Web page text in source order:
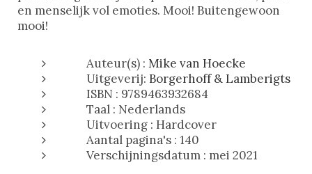
en menselijk vol emoties. Mooi! Buitengewoon
mooi!
Auteur(s) : Mike van Hoecke
Uitgeverij: Borgerhoff & Lamberigts
ISBN : 9789463932684
Taal : Nederlands
Uitvoering : Hardcover
Aantal pagina's : 140
Verschijningsdatum : mei 2021